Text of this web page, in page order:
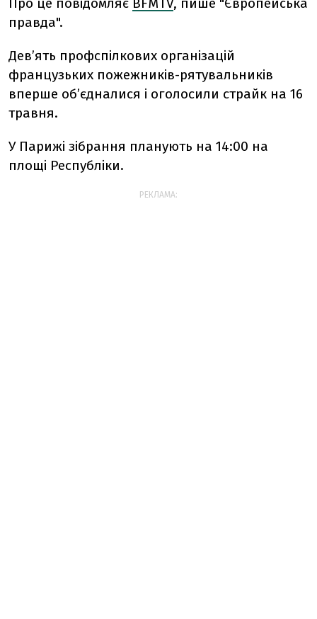
правда".
Дев’ять профспілкових організацій
французьких пожежників-рятувальників
вперше об’єдналися і оголосили страйк на 16
травня.
У Парижі зібрання планують на 14:00 на
площі Республіки.
РЕКЛАМА: